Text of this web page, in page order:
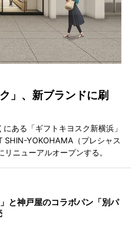
」、新ブランドに刷
ある「ギフトキヨスク新横浜」
SHIN-YOKOHAMA（プレシャス
ニューアルオープンする。
と神戸屋のコラボパン「別パ